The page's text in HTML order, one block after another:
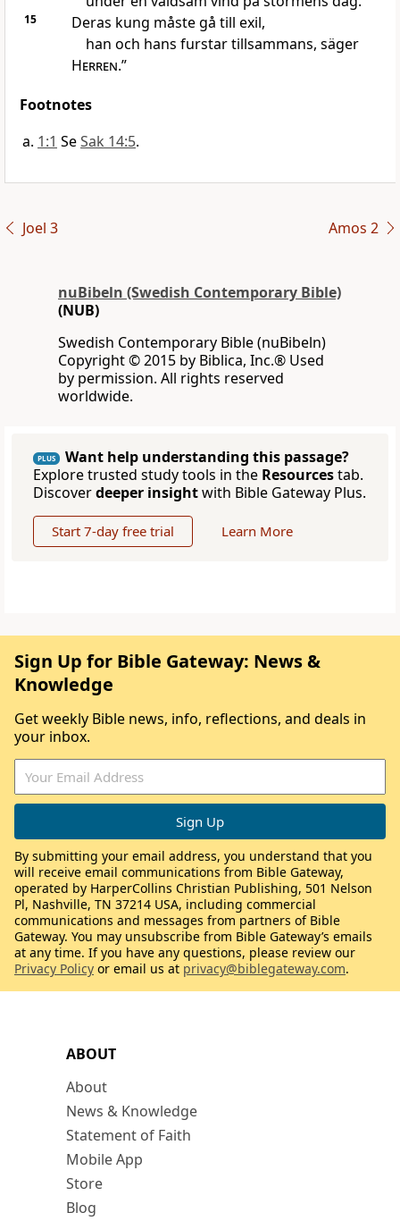
15
Deras kung måste gå till exil,
han och hans furstar tillsammans, säger
Herren.”
Footnotes
1:1 SeSak 14:5.
Joel 3 Amos 2
nuBibeln (Swedish Contemporary Bible)
(NUB)
Swedish Contemporary Bible (nuBibeln)
Copyright © 2015 by Biblica, Inc.® Used
by permission. All rights reserved
worldwide.
PLUS
Want help understanding this passage?
Explore trusted study tools in the Resourcestab.
Discoverdeeper insightwith Bible Gateway Plus.
Start 7-day free trial Learn More
ABOUT
About
News & Knowledge
Statement of Faith
Mobile App
Store
Blog
Sign Up for Bible Gateway: News &
Knowledge
Get weekly Bible news, info, reflections, and deals in
your inbox.
By submitting your email address, you understand that you
will receive email communications from Bible Gateway,
operated by HarperCollins Christian Publishing, 501 Nelson
Pl, Nashville, TN 37214 USA, including commercial
communications and messages from partners of Bible
Gateway. You may unsubscribe from Bible Gateway’s emails
at any time. If you have any questions, please review our
Privacy Policy or email us at privacy@biblegateway.com.